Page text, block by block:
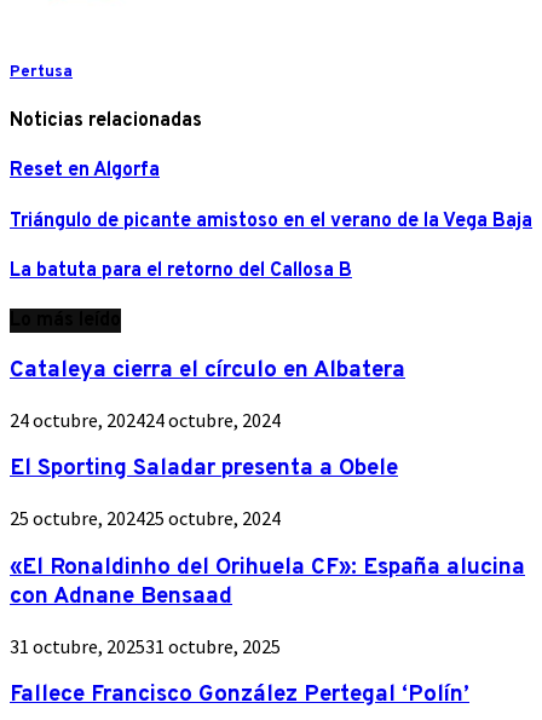
Pertusa
Noticias relacionadas
Reset en Algorfa
Triángulo de picante amistoso en el verano de la Vega Baja
La batuta para el retorno del Callosa B
Cataleya cierra el círculo en Albatera
24 octubre, 202424 octubre, 2024
El Sporting Saladar presenta a Obele
25 octubre, 202425 octubre, 2024
«El Ronaldinho del Orihuela CF»: España alucina
con Adnane Bensaad
31 octubre, 202531 octubre, 2025
Fallece Francisco González Pertegal ‘Polín’